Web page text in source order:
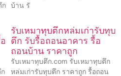
ก บ้าน รั
รับเหมาทุบตึกหล่มเก่ารับทุบ
ตึก รับรื้อถอนอาคาร รื้อ
ถอนบ้าน ราคาถูก
รับเหมาทุบตึก.com รับเหมาทุบตึก
หล่มเก่ารับทุบตึก ราคาถูก รื้อถอน